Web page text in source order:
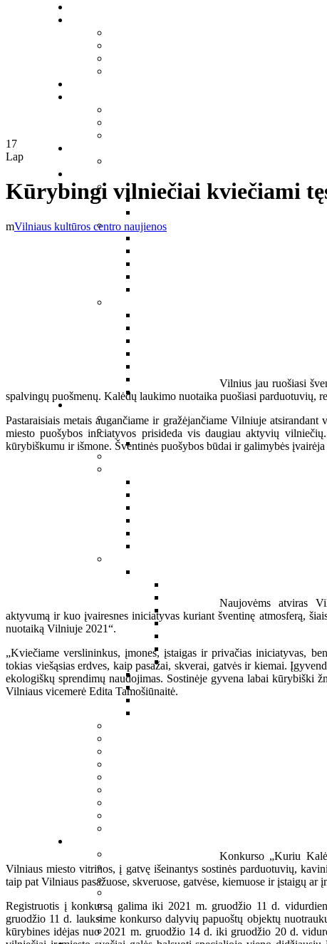
17
Lap
Kūrybingi vilniečiai kviečiami
Vilniaus kultūros centro naujienos
Vilnius jau ruošiasi
spalvingų puošmenų. Kalėdų laukimo nuotaika puošiasi parduotuvių,
Pastaraisiais metais augančiame ir gražėjančiame Vilniuje
miesto puošybos iniciatyvos prisideda vis daugiau aktyvių
kūrybiškumu ir išmone. Šventinės puošybos būdai ir galimybės
Naujovėms atviras
aktyvumą ir kuo įvairesnes iniciatyvas kuriant šventinę atmosferą,
nuotaiką Vilniuje 2021“.
„Kviečiame verslininkus, įmones, įstaigas ir privačias iniciatyvas,
tokias viešąsias erdves, kaip pasažai, skverai, gatvės ir kiemai.
ekologiškų sprendimų naudojimas. Sostinėje gyvena labai kūrybiški
Vilniaus vicemerė Edita Tamošiūnaitė.
Konkurso „Kuriu
Vilniaus miesto vitrinos, į gatvę išeinantys sostinės parduotuvių,
taip pat Vilniaus pasažuose, skveruose, gatvėse, kiemuose ir įstaigų
Registruotis į konkursą galima iki 2021 m. gruodžio 11 d.
gruodžio 11 d. lauksime konkurso dalyvių papuoštų objektų
kūrybines idėjas nuo 2021 m. gruodžio 14 d. iki gruodžio 20 d.